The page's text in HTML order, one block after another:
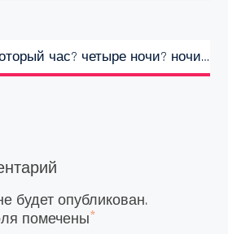
час? четыре ночи? ночи…
будет опубликован.
помечены*